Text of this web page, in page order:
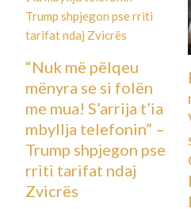
“Nuk më pëlqeu
mënyra se si folën
me mua! S’arrija t’ia
mbyllja telefonin” –
Trump shpjegon pse
rriti tarifat ndaj
Zvicrës